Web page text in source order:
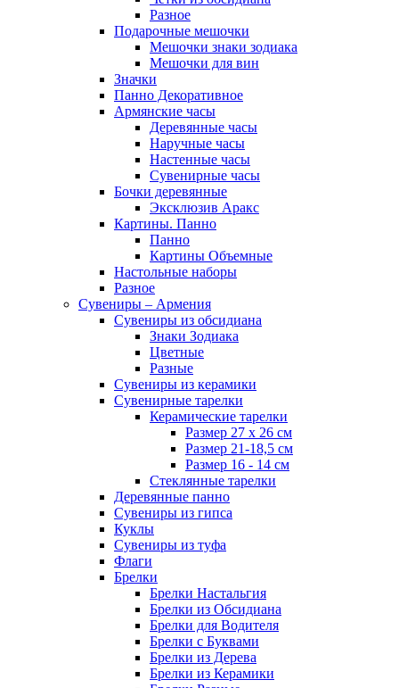
Разное
Подарочные мешочки
Мешочки знаки зодиака
Мешочки для вин
Значки
Панно Декоративное
Армянские часы
Деревянные часы
Наручные часы
Настенные часы
Сувенирные часы
Бочки деревянные
Эксклюзив Аракс
Картины. Панно
Панно
Картины Объемные
Настольные наборы
Разное
Сувениры – Армения
Сувениры из обсидиана
Знаки Зодиака
Цветные
Разные
Сувениры из керамики
Сувенирные тарелки
Керамические тарелки
Размер 27 х 26 см
Размер 21-18,5 см
Размер 16 - 14 см
Стеклянные тарелки
Деревянные панно
Сувениры из гипса
Куклы
Сувениры из туфа
Флаги
Брелки
Брелки Настальгия
Брелки из Обсидиана
Брелки для Водителя
Брелки с Буквами
Брелки из Дерева
Брелки из Керамики